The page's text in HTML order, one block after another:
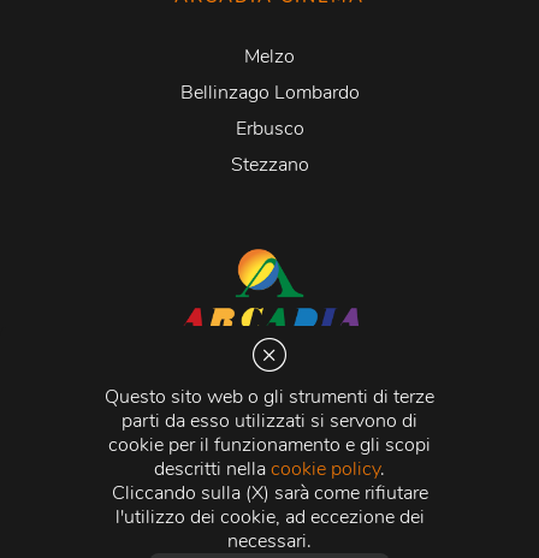
Questo sito web o gli strumenti di terze
parti da esso utilizzati si servono di
cookie per il funzionamento e gli scopi
descritti nellacookie policy.
Cliccando sulla (X) sarà come rifiutare
l'utilizzo dei cookie, ad eccezione dei
necessari.
Melzo
Bellinzago Lombardo
Erbusco
Stezzano
Via Martiri della Libertà 20066 Melzo (MI)
C.C.I.A.A. - R.E.A di Milano n. 1427910
Registro delle Imprese di Milano n. 338392 -
Fiscale e Partita Iva11015840157 | Capitale Sociale
500.000,00 i.v.
Credits:Crea Informatica S.r.l. 2026 © Tutti i diritti
riservati.